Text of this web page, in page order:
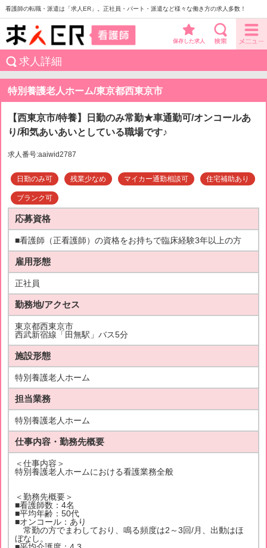
看護師の転職・派遣は「求人ER」。正社員・パート・派遣など様々な働き方の求人多数！
保存した求人
求人詳細
特別養護老人ホーム/東京都西東京市
【西東京市/特養】日勤のみ常勤★車通勤可/オンコールあ
り/和気あいあいとしている職場です♪
求人番号:aaiwid2787
日勤のみ可 残業少なめ マイカー通勤相談可 住宅補助あり
ブランク可
応募資格
■看護師（正看護師）の資格をお持ちで臨床経験3年以上の方
雇用形態
正社員
勤務地/アクセス
東京都西東京市
西武新宿線「田無駅」バス5分
施設形態
特別養護老人ホーム
担当業務
特別養護老人ホーム
仕事内容・勤務先概要
＜仕事内容＞
特別養護老人ホームにおける看護業務全般
＜勤務先概要＞
■看護師数：4名
■平均年齢：50代
■オンコール：あり
常勤の方でまわしており、鳴る頻度は2～3回/月、出動はほ
ぼなし。